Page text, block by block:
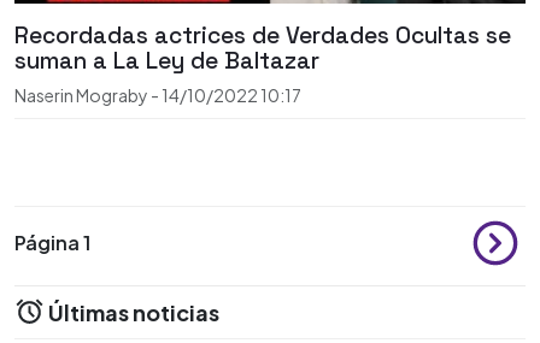
Recordadas actrices de Verdades Ocultas se
suman a La Ley de Baltazar
Naserin Mograby - 14/10/2022 10:17
Página 1
Últimas noticias